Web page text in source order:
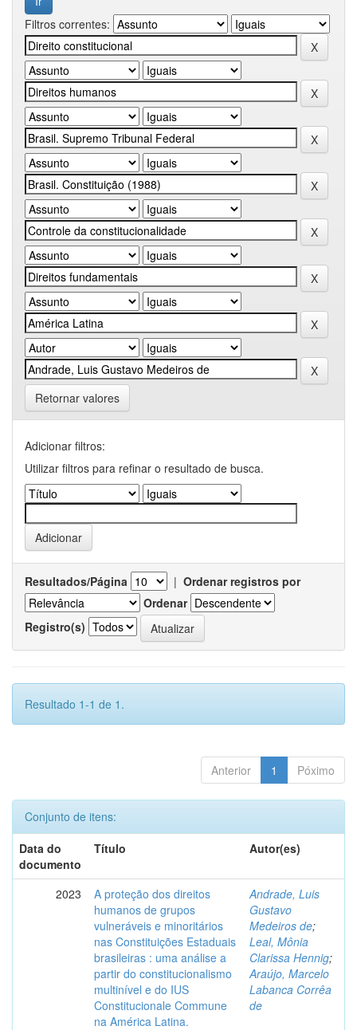
Filtros correntes:
Retornar valores
Adicionar filtros:
Utilizar filtros para refinar o resultado de busca.
Resultados/Página | Ordenar registros por
Ordenar
Registro(s)
Resultado 1-1 de 1.
Anterior 1 Póximo
Conjunto de itens:
Data do
documento
Título Autor(es)
2023
A proteção dos direitos
humanos de grupos
vulneráveis e minoritários
nas Constituições Estaduais
brasileiras : uma análise a
partir do constitucionalismo
multinível e do IUS
Constitucionale Commune
na América Latina.
Andrade, Luis
Gustavo
Medeiros de;
Leal, Mônia
Clarissa Hennig;
Araújo, Marcelo
Labanca Corrêa
de